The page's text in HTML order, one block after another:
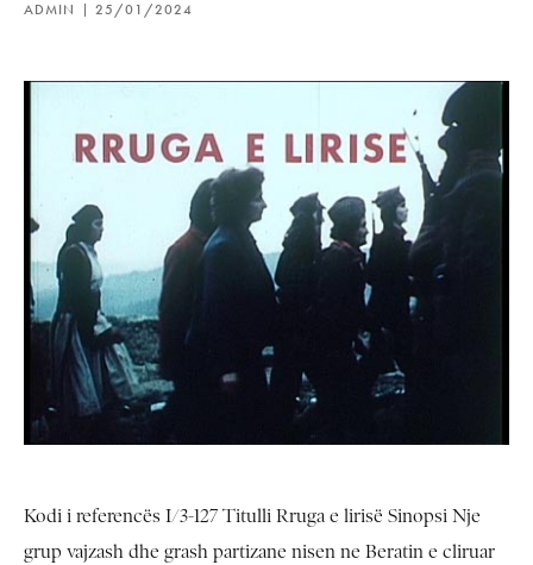
ADMIN 25/01/2024
Kodi i referencës I/3-127 Titulli Rruga e lirisë Sinopsi Nje
grup vajzash dhe grash partizane nisen ne Beratin e cliruar